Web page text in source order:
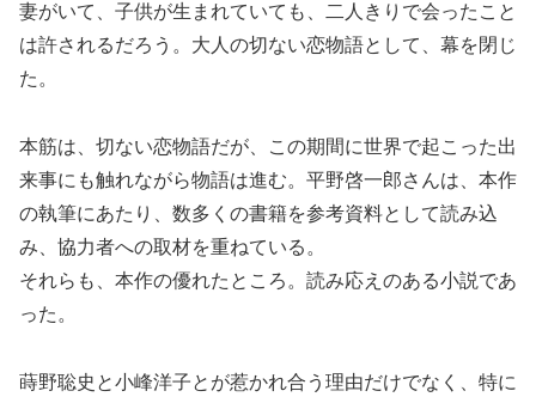
妻がいて、子供が生まれていても、二人きりで会ったこと
は許されるだろう。大人の切ない恋物語として、幕を閉じ
た。
本筋は、切ない恋物語だが、この期間に世界で起こった出
来事にも触れながら物語は進む。平野啓一郎さんは、本作
の執筆にあたり、数多くの書籍を参考資料として読み込
み、協力者への取材を重ねている。
それらも、本作の優れたところ。読み応えのある小説であ
った。
蒔野聡史と小峰洋子とが惹かれ合う理由だけでなく、特に